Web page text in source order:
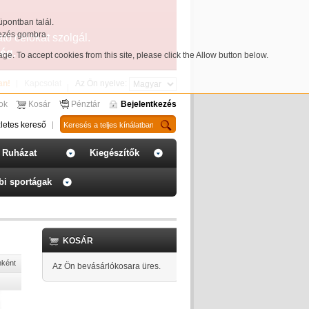
talál.
gombra.
. To accept cookies from this site, please click the Allow button below.
célokat szolgál.
Az Ön nyelve:
Kosár Pénztár Bejelentkezés
kereső
Ruházat Kiegészítők
sportágak
KOSÁR
Az Ön bevásárlókosara üres.